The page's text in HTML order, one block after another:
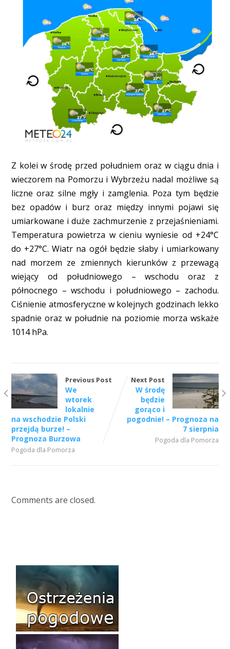
Z kolei w środę przed południem oraz w ciągu dnia i
wieczorem na Pomorzu i Wybrzeżu nadal możliwe są
liczne oraz silne mgły i zamglenia. Poza tym będzie
bez opadów i burz oraz między innymi pojawi się
umiarkowane i duże zachmurzenie z przejaśnieniami.
Temperatura powietrza w cieniu wyniesie od +24°C
do +27°C. Wiatr na ogół będzie słaby i umiarkowany
nad morzem ze zmiennych kierunków z przewagą
wiejący od południowego – wschodu oraz z
północnego – wschodu i południowego – zachodu.
Ciśnienie atmosferyczne w kolejnych godzinach lekko
spadnie oraz w południe na poziomie morza wskaże
1014 hPa.
Previous Post
We
wtorek
lokalnie
na wschodzie Polski
przejdą burze! –
Prognoza Burzowa
Pogoda dla Pomorza
Next Post
W środę
będzie
gorąco i
pogodnie! – Prognoza na
7 sierpnia
Pogoda dla Pomorza
Comments are closed.